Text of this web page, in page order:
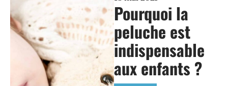
Pourquoi la
peluche est
indispensable
aux enfants ?